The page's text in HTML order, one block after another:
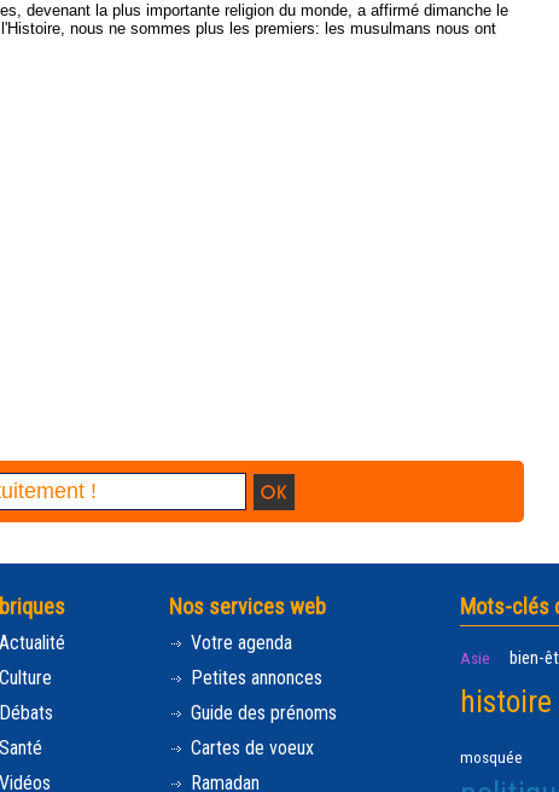
devenant la plus importante religion du monde, a affirmé dimanche le
nous ne sommes plus les premiers: les musulmans nous ont
Nos services web
Votre agenda
Petites annonces
Guide des prénoms
Cartes de voeux
Ramadan
Mots-clés
Asie bien-
histoire
mosquée